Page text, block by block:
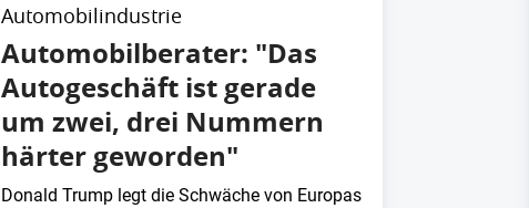
Automobilindustrie
Automobilberater: "Das
Autogeschäft ist gerade
um zwei, drei Nummern
härter geworden"
Donald Trump legt die Schwäche von Europas